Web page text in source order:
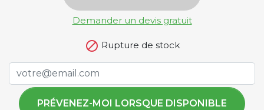
Demander un devis gratuit
 Rupture de stock
PRÉVENEZ-MOI LORSQUE DISPONIBLE